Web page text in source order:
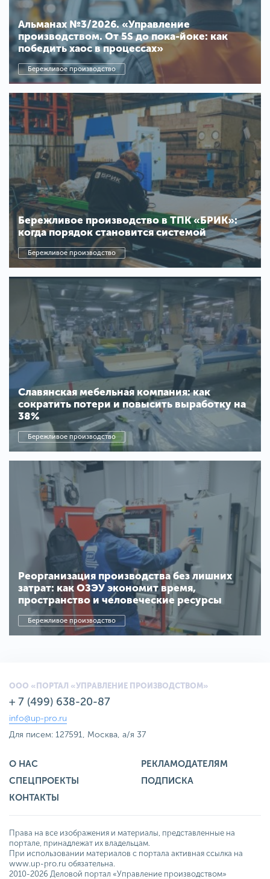
Альманах №3/2026. «Управление
производством. От 5S до пока-йоке: как
победить хаос в процессах»
Бережливое производство
Бережливое производство в ТПК «БРИК»:
когда порядок становится системой
Бережливое производство
Славянская мебельная компания: как
сократить потери и повысить выработку на
38%
Бережливое производство
Реорганизация производства без лишних
затрат: как ОЗЭУ экономит время,
пространство и человеческие ресурсы
Бережливое производство
ООО «ПОРТАЛ «УПРАВЛЕНИЕ ПРОИЗВОДСТВОМ»
+ 7 (499) 638-20-87
info@up-pro.ru
Для писем: 127591, Москва, а/я 37
О НАС
РЕКЛАМОДАТЕЛЯМ
СПЕЦПРОЕКТЫ
ПОДПИСКА
КОНТАКТЫ
Права на все изображения и материалы, представленные на
портале, принадлежат их владельцам.
При использовании материалов с портала активная ссылка на
www.up-pro.ru обязательна.
2010-2026 Деловой портал «Управление производством»